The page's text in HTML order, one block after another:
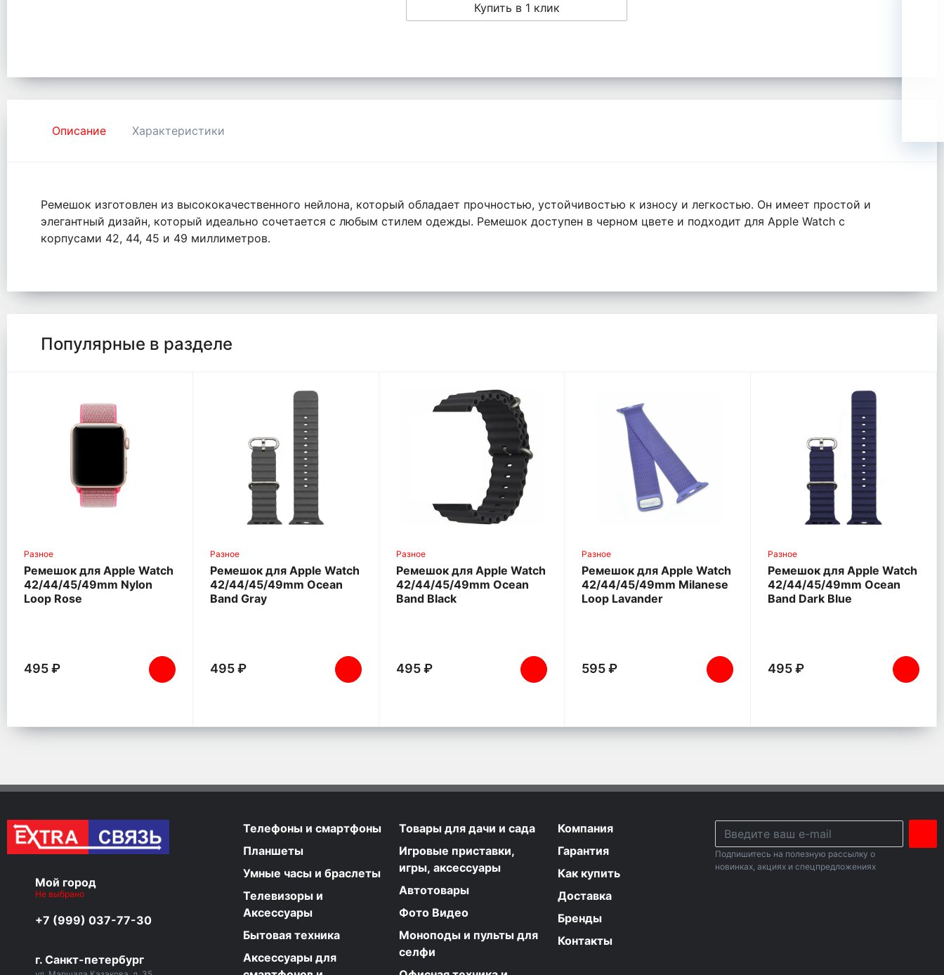
Купить в 1 клик
Описание Характеристики
Ремешок изготовлен из высококачественного нейлона, который обладает прочностью, устойчивостью к износу и легкостью. Он имеет простой и
элегантный дизайн, который идеально сочетается с любым стилем одежды. Ремешок доступен в черном цвете и подходит для Apple Watch с
корпусами 42, 44, 45 и 49 миллиметров.
Популярные в разделе
Разное
Ремешок для Apple Watch
42/44/45/49mm Nylon
Loop Rose
495 ₽
Разное
Ремешок для Apple Watch
42/44/45/49mm Ocean
Band Gray
495 ₽
Разное
Ремешок для Apple Watch
42/44/45/49mm Ocean
Band Black
495 ₽
Разное
Ремешок для Apple Watch
42/44/45/49mm Milanese
Loop Lavander
595 ₽
Разное
Ремешок для Apple Watch
42/44/45/49mm Ocean
Band Dark Blue
495 ₽
Мой город
Не выбрано
+7 (999) 037-77-30
г. Санкт-петербург
Телефоны и смартфоны
Планшеты
Умные часы и браслеты
Телевизоры и
Аксессуары
Бытовая техника
Аксессуары для
Товары для дачи и сада
Игровые приставки,
игры, аксессуары
Автотовары
Фото Видео
Моноподы и пульты для
селфи
Компания
Гарантия
Как купить
Доставка
Бренды
Контакты
Подпишитесь на полезную рассылку о
новинках, акциях и спецпредложениях